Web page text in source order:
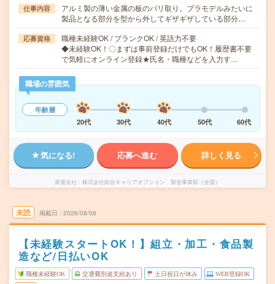
仕事内容
アルミ製の薄い金属の板のバリ取り。プラモデルみたいに
製品となる部分を型から外してギザギザしている部分…
応募資格
職種未経験OK / ブランクOK / 英語力不要
◆未経験OK！〇まずは事前登録だけでもOK！履歴書不要
で気軽にオンライン登録★氏名・職種などを入力す…
職場の雰囲気
年齢層
20代
30代 40代 50代 60代
気になる! 応募へ進む 詳しく見る
派遣会社 株式会社綜合キャリアオプション 製造事業部（全国）
未読 掲載日 2026/08/06
【未経験スタートOK！】組立・加工・食品製
造など/日払いOK
職種未経験OK 交通費別途支給あり 土日祝日が休み WEB登録OK